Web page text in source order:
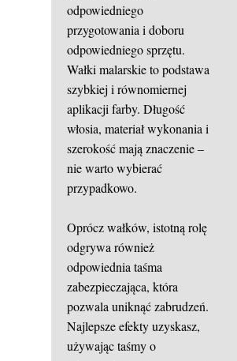
odpowiedniego
przygotowania i doboru
odpowiedniego sprzętu.
Wałki malarskie to podstawa
szybkiej i równomiernej
aplikacji farby. Długość
włosia, materiał wykonania i
szerokość mają znaczenie –
nie warto wybierać
przypadkowo.
Oprócz wałków, istotną rolę
odgrywa również
odpowiednia taśma
zabezpieczająca, która
pozwala uniknąć zabrudzeń.
Najlepsze efekty uzyskasz,
używając taśmy o